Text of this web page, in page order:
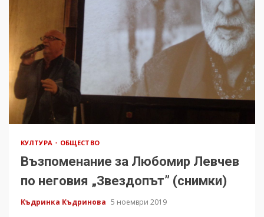
КУЛТУРА ОБЩЕСТВО
Възпоменание за Любомир Левчев
по неговия „Звездопът” (снимки)
Къдринка Къдринова 5 ноември 2019